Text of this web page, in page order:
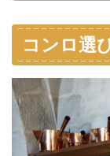
コンロ選